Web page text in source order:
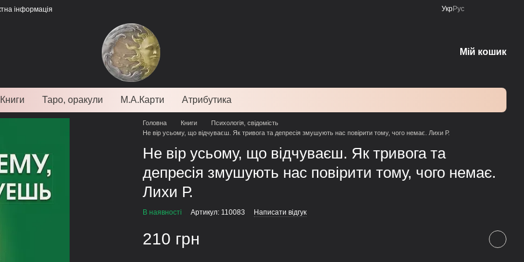
інформація УкрРус
Мій кошик
Книги Таро, оракули М.А.Карти Атрибутика
Головна Книги
Психологія, свідомість
Не вір усьому, що відчуваєш. Як тривога та депресія змушують нас повірити тому, чого немає. Лихи Р.
Не вір усьому, що відчуваєш. Як тривога та
депресія змушують нас повірити тому, чого немає.
Лихи Р.
В наявності Артикул: 110083 Написати відгук
210 грн